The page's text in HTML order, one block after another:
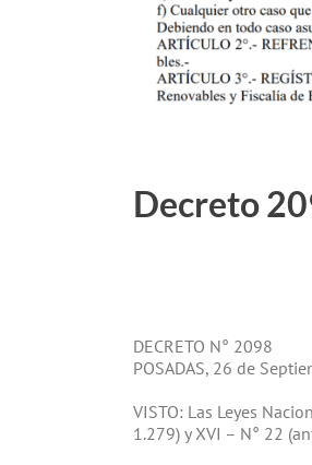
Decreto
DECRETO N° 2098
POSADAS, 26 de
VISTO: Las Leyes
1.279) y XVI – N° 22